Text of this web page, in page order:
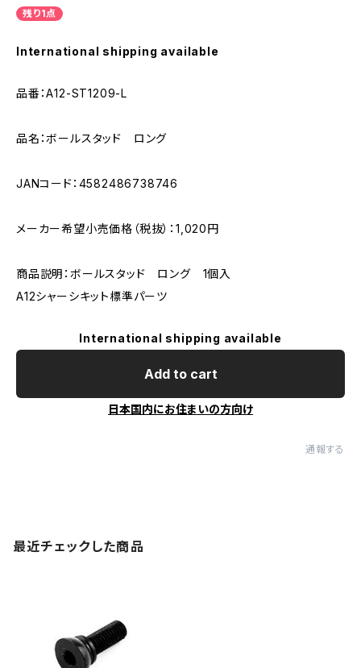
残り1点
International shipping available
品番：A12-ST1209-L
品名：ボールスタッド ロング
JANコード：4582486738746
メーカー希望小売価格（税抜）：1,020円
商品説明：ボールスタッド ロング 1個入
A12シャーシキット標準パーツ
International shipping available
Add to cart
日本国内にお住まいの方向け
通報する
最近チェックした商品